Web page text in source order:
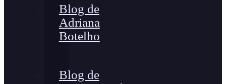
Blog de
Adriana
Botelho
Blog de